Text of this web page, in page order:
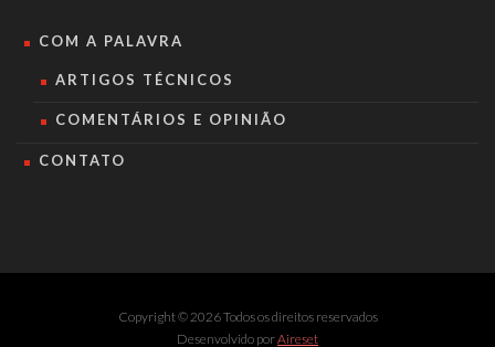
COM A PALAVRA
ARTIGOS TÉCNICOS
COMENTÁRIOS E OPINIÃO
CONTATO
Copyright © 2026 Todos os direitos reservados
Desenvolvido porAireset